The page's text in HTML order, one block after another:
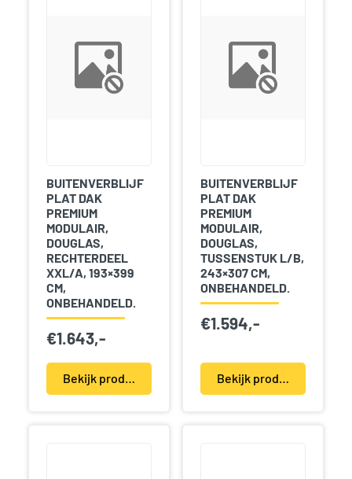
BUITENVERBLIJF
PLAT DAK
PREMIUM
MODULAIR,
DOUGLAS,
RECHTERDEEL
XXL/A, 193×399
CM,
ONBEHANDELD.
€1.643,-
Bekijk product(en)
BUITENVERBLIJF
PLAT DAK
PREMIUM
MODULAIR,
DOUGLAS,
TUSSENSTUK L/B,
243×307 CM,
ONBEHANDELD.
€1.594,-
Bekijk product(en)